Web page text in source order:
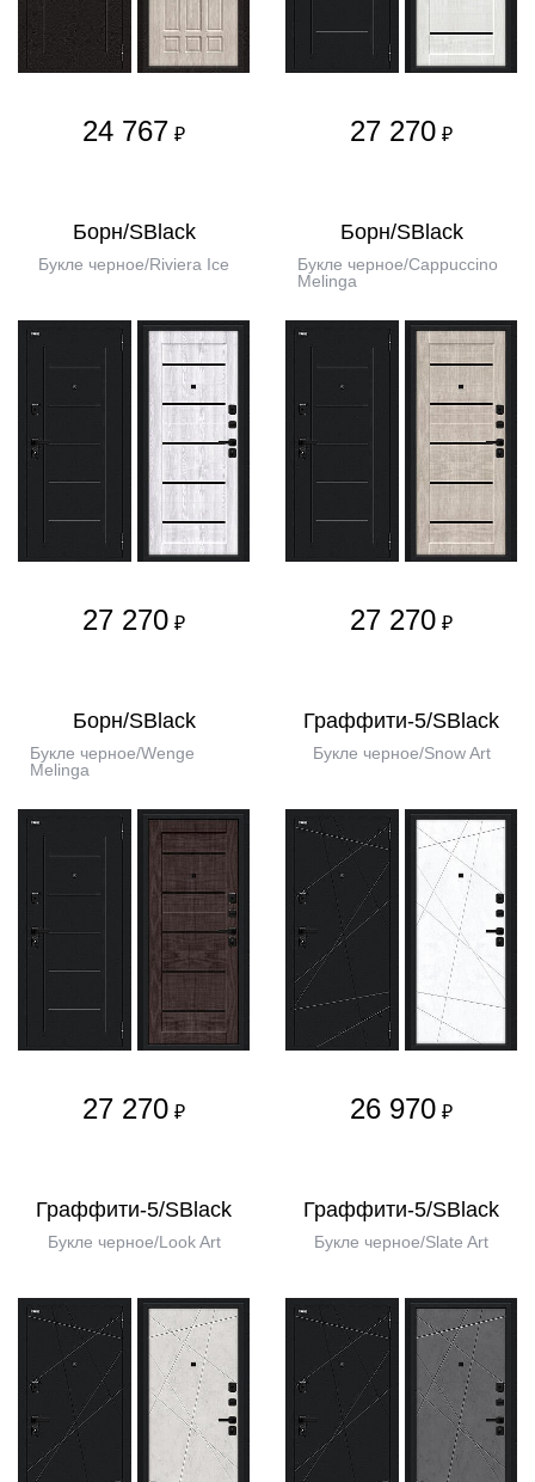
24 767 ₽ 27 270 ₽
Борн/SBlack
Букле черное/Riviera Ice
27 270 ₽
Борн/SBlack
Букле черное/Cappuccino
Melinga
27 270 ₽
Борн/SBlack
Букле черное/Wenge
Melinga
27 270 ₽
Граффити-5/SBlack
Букле черное/Snow Art
26 970 ₽
Граффити-5/SBlack
Букле черное/Look Art
Граффити-5/SBlack
Букле черное/Slate Art